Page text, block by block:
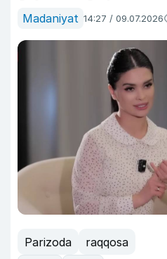
Madaniyat 14:27 / 09.07.2026
Parizoda
raqqosa